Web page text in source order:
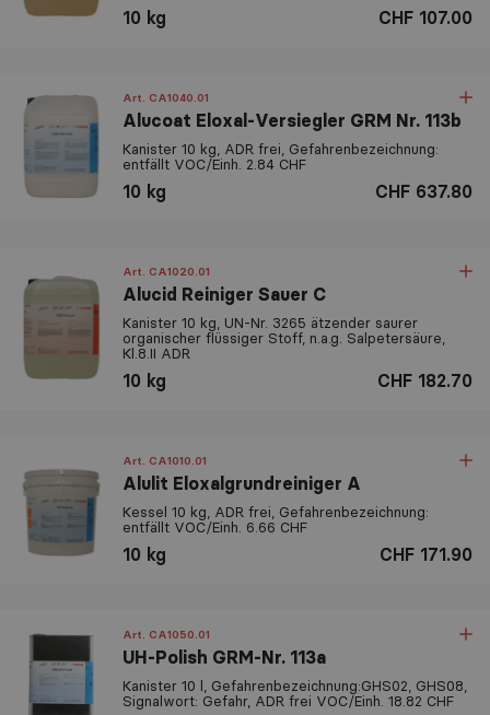
10 kg CHF 107.00
Art. CA1040.01
Alucoat Eloxal-Versiegler GRM Nr. 113b
Kanister 10 kg, ADR frei, Gefahrenbezeichnung:
entfällt VOC/Einh. 2.84 CHF
10 kg CHF 637.80
Art. CA1020.01
Alucid Reiniger Sauer C
Kanister 10 kg, UN-Nr. 3265 ätzender saurer
organischer flüssiger Stoff, n.a.g. Salpetersäure,
Kl.8.II ADR
10 kg CHF 182.70
Art. CA1010.01
Alulit Eloxalgrundreiniger A
Kessel 10 kg, ADR frei, Gefahrenbezeichnung:
entfällt VOC/Einh. 6.66 CHF
10 kg CHF 171.90
Art. CA1050.01
UH-Polish GRM-Nr. 113a
Kanister 10 l, Gefahrenbezeichnung:GHS02, GHS08,
Signalwort: Gefahr, ADR frei VOC/Einh. 18.82 CHF